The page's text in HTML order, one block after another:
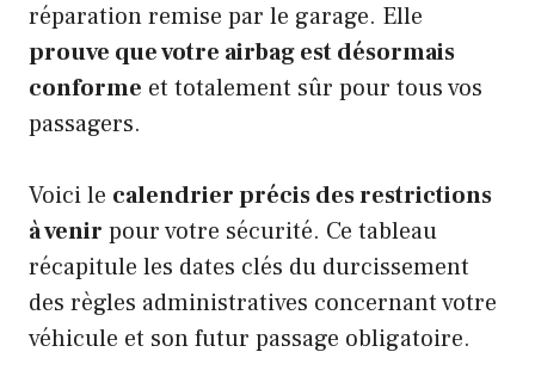
réparation remise par le garage. Elle
prouve que votre airbag est désormais
conforme et totalement sûr pour tous vos
passagers.
Voici le calendrier précis des restrictions
à venir pour votre sécurité. Ce tableau
récapitule les dates clés du durcissement
des règles administratives concernant votre
véhicule et son futur passage obligatoire.